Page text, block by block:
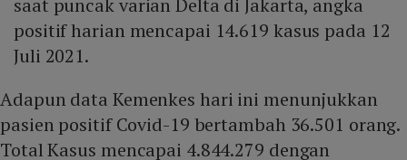
saat puncak varian Delta di Jakarta, angka
positif harian mencapai 14.619 kasus pada 12
Juli 2021.
Adapun data Kemenkes hari ini menunjukkan
pasien positif Covid-19 bertambah 36.501 orang.
Total Kasus mencapai 4.844.279 dengan